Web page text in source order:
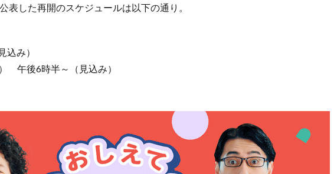
表した再開のスケジュールは以下の通り。
み）
午後6時半～（見込み）